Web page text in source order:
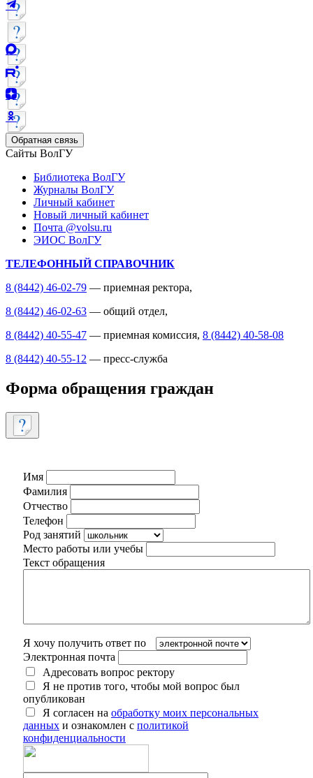
Обратная связь
Сайты ВолГУ
Библиотека ВолГУ
Журналы ВолГУ
Личный кабинет
Новый личный кабинет
Почта @volsu.ru
ЭИОС ВолГУ
ТЕЛЕФОННЫЙ СПРАВОЧНИК
8 (8442) 46-02-79 — приемная ректора,
8 (8442) 46-02-63 — общий отдел,
8 (8442) 40-55-47 — приемная комиссия, 8 (8442) 40-58-08
8 (8442) 40-55-12 — пресс-служба
Форма обращения граждан
Имя
Фамилия
Отчество
Телефон
Род занятий
Место работы или учебы
Текст обращения
Я хочу получить ответ по
Электронная почта
Адресовать вопрос ректору
Я не против того, чтобы мой вопрос был
опубликован
Я согласен на обработку моих персональных
данных и ознакомлен с политикой
конфиденциальности